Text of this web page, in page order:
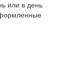
или в день